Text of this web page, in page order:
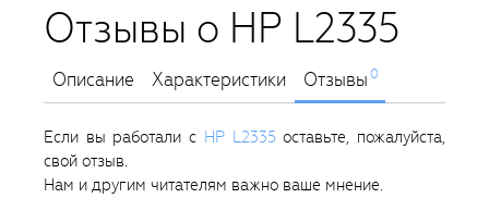
Отзывы о HP L2335
Описание Характеристики Отзывы0
Если вы работали с HP L2335оставьте, пожалуйста,
свой отзыв.
Нам и другим читателям важно ваше мнение.